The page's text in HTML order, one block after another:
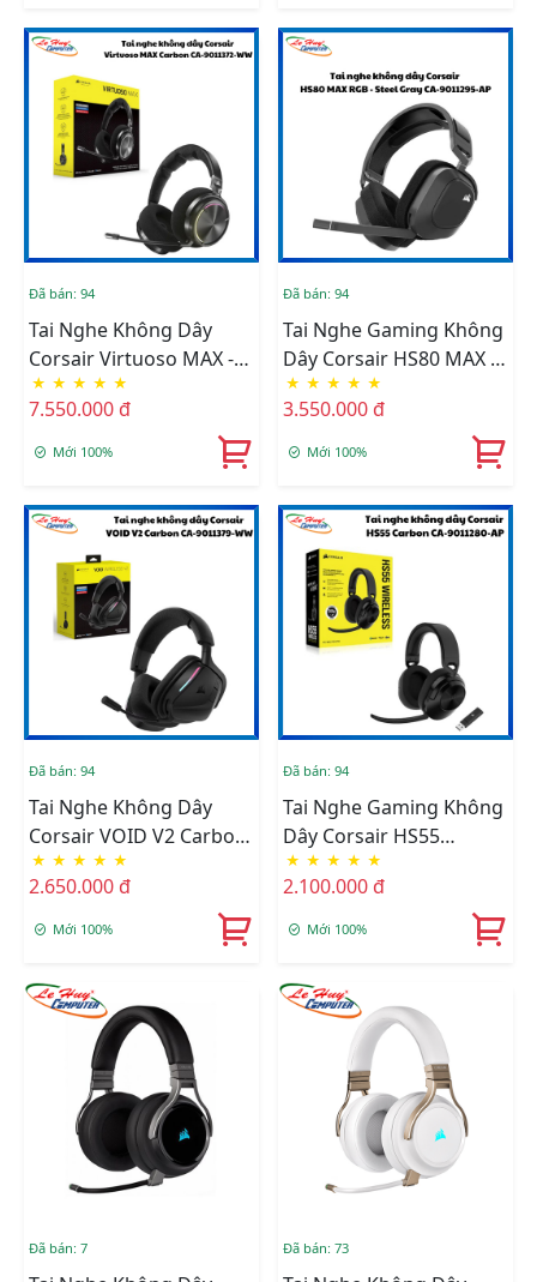
Đã bán: 94
Tai Nghe Không Dây
Corsair Virtuoso MAX -
Carbon (CA-9011372-
WW)
★ ★ ★ ★ ★
7.550.000 đ
Mới 100%
Đã bán: 94
Tai Nghe Gaming Không
Dây Corsair HS80 MAX -
Steel Gray (CA-9011295-
AP)
★ ★ ★ ★ ★
3.550.000 đ
Mới 100%
Đã bán: 94
Tai Nghe Không Dây
Corsair VOID V2 Carbon
CA-9011379-WW
★ ★ ★ ★ ★
2.650.000 đ
Mới 100%
Đã bán: 94
Tai Nghe Gaming Không
Dây Corsair HS55
Wireless Carbon CA-
9011280-AP
★ ★ ★ ★ ★
2.100.000 đ
Mới 100%
Đã bán: 7 Đã bán: 73